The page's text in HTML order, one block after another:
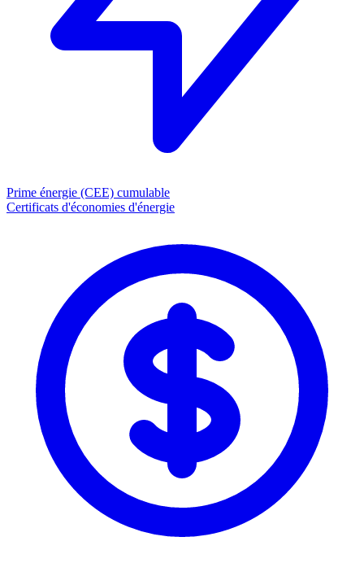
Prime énergie (CEE) cumulable
Certificats d'économies d'énergie